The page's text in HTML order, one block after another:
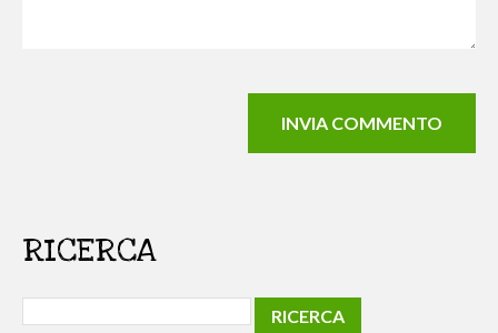
RICERCA